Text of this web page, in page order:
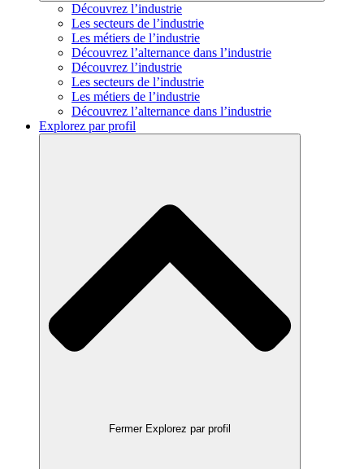
Découvrez l’industrie
Les secteurs de l’industrie
Les métiers de l’industrie
Découvrez l’alternance dans l’industrie
Découvrez l’industrie
Les secteurs de l’industrie
Les métiers de l’industrie
Découvrez l’alternance dans l’industrie
Explorez par profil
Fermer Explorez par profil